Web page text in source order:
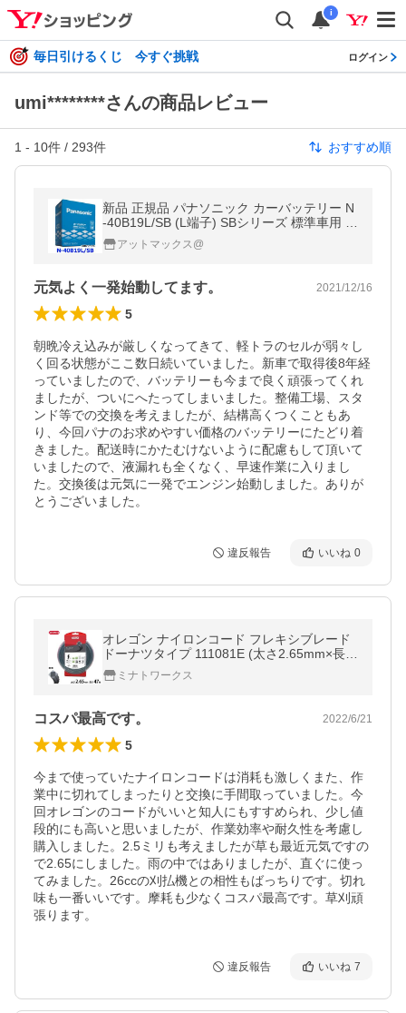
i
毎日引けるくじ 今すぐ挑戦 ログイン
umi********さんの商品レビュー
1 - 10件 / 293件 おすすめ順
新品 正規品 パナソニック カーバッテリー N
-40B19L/SB (L端子) SBシリーズ 標準車用 4
0B19L-SB
アットマックス@
元気よく一発始動してます。 2021/12/16
5
朝晩冷え込みが厳しくなってきて、軽トラのセルが弱々し
く回る状態がここ数日続いていました。新車で取得後8年経
っていましたので、バッテリーも今まで良く頑張ってくれ
ましたが、ついにへたってしまいました。整備工場、スタ
ンド等での交換を考えましたが、結構高くつくこともあ
り、今回パナのお求めやすい価格のバッテリーにたどり着
きました。配送時にかたむけないように配慮もして頂いて
いましたので、液漏れも全くなく、早速作業に入りまし
た。交換後は元気に一発でエンジン始動しました。ありが
とうございました。
違反報告 いいね 0
オレゴン ナイロンコード フレキシブレード
ドーナツタイプ 111081E (太さ2.65mm×長さ
47m) [OREGON 草刈り機 刈払機 ナイロン
カッター]
ミナトワークス
コスパ最高です。 2022/6/21
5
今まで使っていたナイロンコードは消耗も激しくまた、作
業中に切れてしまったりと交換に手間取っていました。今
回オレゴンのコードがいいと知人にもすすめられ、少し値
段的にも高いと思いましたが、作業効率や耐久性を考慮し
購入しました。2.5ミリも考えましたが草も最近元気ですの
で2.65にしました。雨の中ではありましたが、直ぐに使っ
てみました。26ccの刈払機との相性もばっちりです。切れ
味も一番いいです。摩耗も少なくコスパ最高です。草刈頑
張ります。
違反報告 いいね 7